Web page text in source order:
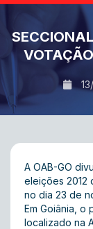
A OAB-GO
eleições 2012
no dia 23 de
Em Goiânia, o
localizado na